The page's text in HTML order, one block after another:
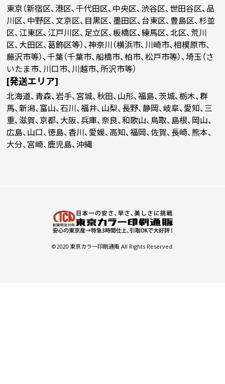
東京（新宿区、港区、千代田区、中央区、渋谷区、世田谷区、品
川区、中野区、文京区、目黒区、墨田区、台東区、豊島区、杉並
区、江東区、江戸川区、足立区、板橋区、練馬区、北区、荒川
区、大田区、葛飾区等）、神奈川（横浜市、川崎市、相模原市、
藤沢市等）、千葉（千葉市、船橋市、柏市、松戸市等）、埼玉（さ
いたま市、川口市、川越市、所沢市等）
[発送エリア]
北海道、青森、岩手、宮城、秋田、山形、福島、茨城、栃木、群
馬、新潟、富山、石川、福井、山梨、長野、静岡、岐阜、愛知、三
重、滋賀、京都、大阪、兵庫、奈良、和歌山、鳥取、島根、岡山、
広島、山口、徳島、香川、愛媛、高知、福岡、佐賀、長崎、熊本、
大分、宮崎、鹿児島、沖縄
©2020 東京カラー印刷通販 All Rights Reserved.